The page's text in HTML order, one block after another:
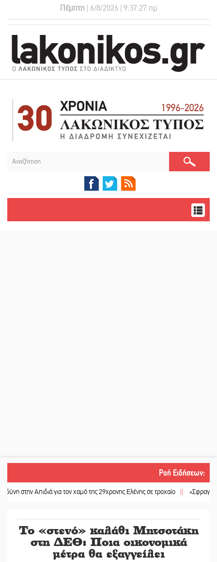
Πέμπτη | 6/8/2026 | 9:37:28 πμ
Ροή Ειδήσεων:
Απιδιά για τον χαμό της 29χρονης Ελένης σε τροχαίο || «Σφραγίδα» έργου
Το «στενό» καλάθι Μητσοτάκη
στη ΔΕΘ: Ποια οικονομικά
μέτρα θα εξαγγείλει